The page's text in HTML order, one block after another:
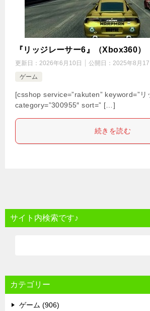
『リッジレーサー6』（Xbox360）
更新日： 2026年6月10日 公開日： 2025年8月17
ゲーム
[csshop service=”rakuten” keyword=”リ
category=”300955″ sort=” […]
続きを読む
サイト内検索です♪
カテゴリー
ゲーム (906)